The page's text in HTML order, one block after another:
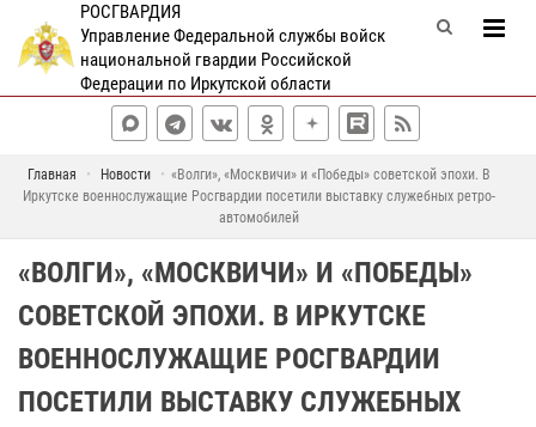
РОСГВАРДИЯ
Управление Федеральной службы войск
национальной гвардии Российской
Федерации по Иркутской области
Главная Новости
«Волги», «Москвичи» и «Победы» советской эпохи. В
Иркутске военнослужащие Росгвардии посетили выставку служебных ретро-
автомобилей
«ВОЛГИ», «МОСКВИЧИ» И «ПОБЕДЫ»
СОВЕТСКОЙ ЭПОХИ. В ИРКУТСКЕ
ВОЕННОСЛУЖАЩИЕ РОСГВАРДИИ
ПОСЕТИЛИ ВЫСТАВКУ СЛУЖЕБНЫХ